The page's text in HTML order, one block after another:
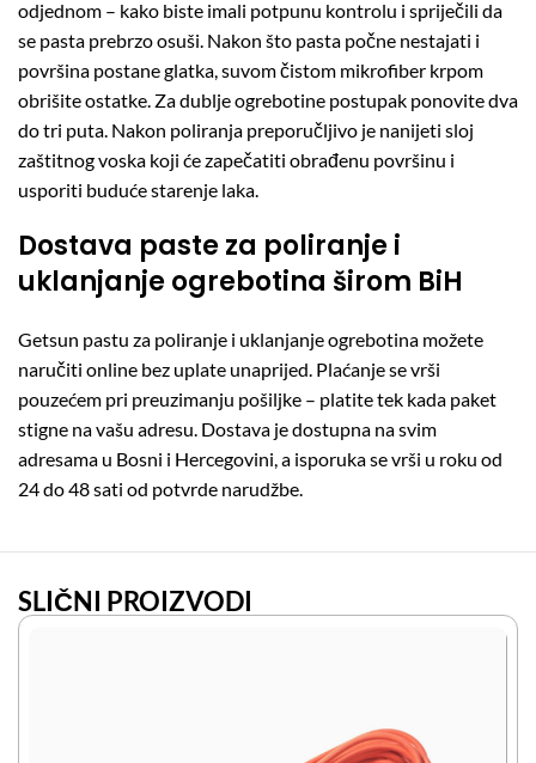
odjednom – kako biste imali potpunu kontrolu i spriječili da
se pasta prebrzo osuši. Nakon što pasta počne nestajati i
površina postane glatka, suvom čistom mikrofiber krpom
obrišite ostatke. Za dublje ogrebotine postupak ponovite dva
do tri puta. Nakon poliranja preporučljivo je nanijeti sloj
zaštitnog voska koji će zapečatiti obrađenu površinu i
usporiti buduće starenje laka.
Dostava paste za poliranje i
uklanjanje ogrebotina širom BiH
Getsun pastu za poliranje i uklanjanje ogrebotina možete
naručiti online bez uplate unaprijed. Plaćanje se vrši
pouzećem pri preuzimanju pošiljke – platite tek kada paket
stigne na vašu adresu. Dostava je dostupna na svim
adresama u Bosni i Hercegovini, a isporuka se vrši u roku od
24 do 48 sati od potvrde narudžbe.
SLIČNI PROIZVODI